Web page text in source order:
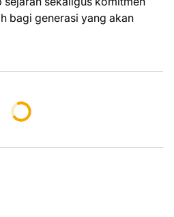
bagi generasi yang akan